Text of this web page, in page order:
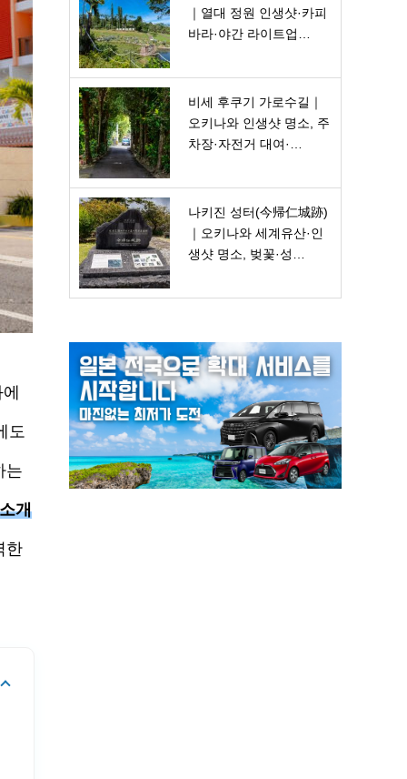
도
는
개
한
｜열대 정원 인생샷·카피
바라·야간 라이트업…
비세 후쿠기 가로수길｜
오키나와 인생샷 명소, 주
차장·자전거 대여·…
나키진 성터(今帰仁城跡)
｜오키나와 세계유산·인
생샷 명소, 벚꽃·성…